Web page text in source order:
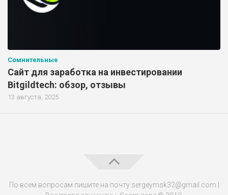
Сомнительные
Сайт для заработка на инвестировании
Bitgildtech: обзор, отзывы
13 августа, 2025
По всем вопросам пишите на почту sergeymsk32@gmail.com |